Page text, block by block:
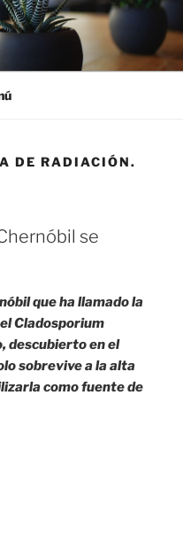
DE RADIACIÓN.
se
que ha llamado la
Cladosporium
descubierto en el
sobrevive a la alta
como fuente de